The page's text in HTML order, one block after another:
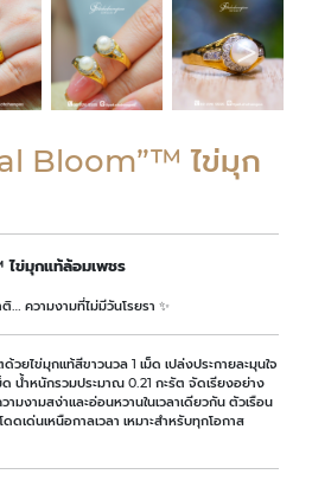
Bloom”™ ไข่มุก
ข่มุกแท้ล้อมเพชร
… ความงามที่ไม่มีวันโรยรา ✨
ยไข่มุกแท้สีขาวนวล 1 เม็ด เปล่งประกายละมุนใจ
น้ำหนักรวมประมาณ 0.21 กะรัต จัดเรียงอย่าง
มงามสง่าและอ่อนหวานในเวลาเดียวกัน ตัวเรือน
เด่นเหนือกาลเวลา เหมาะสำหรับทุกโอกาส